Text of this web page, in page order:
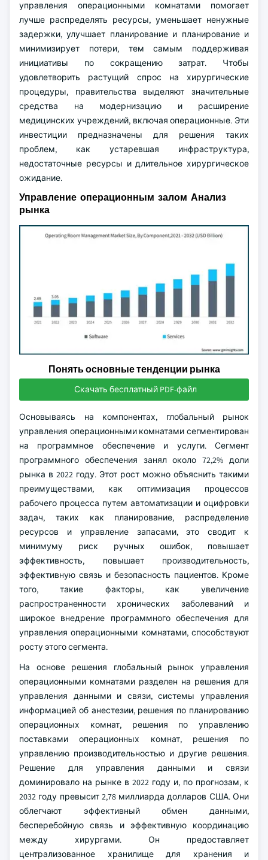
управления операционными комнатами помогает
лучше распределять ресурсы, уменьшает ненужные
задержки, улучшает планирование и планирование и
минимизирует потери, тем самым поддерживая
инициативы по сокращению затрат. Чтобы
удовлетворить растущий спрос на хирургические
процедуры, правительства выделяют значительные
средства на модернизацию и расширение
медицинских учреждений, включая операционные. Эти
инвестиции предназначены для решения таких
проблем, как устаревшая инфраструктура,
недостаточные ресурсы и длительное хирургическое
ожидание.
Управление операционным залом Анализ
рынка
Понять основные тенденции рынка
Скачать бесплатный PDF-файл
Основываясь на компонентах, глобальный рынок
управления операционными комнатами сегментирован
на программное обеспечение и услуги. Сегмент
программного обеспечения занял около 72,2% доли
рынка в 2022 году. Этот рост можно объяснить такими
преимуществами, как оптимизация процессов
рабочего процесса путем автоматизации и оцифровки
задач, таких как планирование, распределение
ресурсов и управление запасами, это сводит к
минимуму риск ручных ошибок, повышает
эффективность, повышает производительность,
эффективную связь и безопасность пациентов. Кроме
того, такие факторы, как увеличение
распространенности хронических заболеваний и
широкое внедрение программного обеспечения для
управления операционными комнатами, способствуют
росту этого сегмента.
На основе решения глобальный рынок управления
операционными комнатами разделен на решения для
управления данными и связи, системы управления
информацией об анестезии, решения по планированию
операционных комнат, решения по управлению
поставками операционных комнат, решения по
управлению производительностью и другие решения.
Решение для управления данными и связи
доминировало на рынке в 2022 году и, по прогнозам, к
2032 году превысит 2,78 миллиарда долларов США. Они
облегчают эффективный обмен данными,
бесперебойную связь и эффективную координацию
между хирургами. Он предоставляет
централизованное хранилище для хранения и